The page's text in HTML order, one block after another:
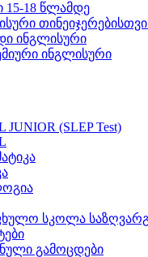
15-18 წლამდე
ინგლისური
ინგლისური
JUNIOR (SLEP Test)
სკოლა
გამოცდები